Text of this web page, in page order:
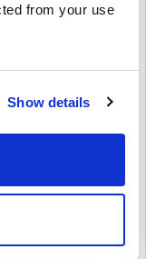
from your use
Show details
จ้งให้เราทราบ
นาเกมดังนั้นจึง
- คุณต้องมีเกม
23-08-2025
งจดหมายของฉัน